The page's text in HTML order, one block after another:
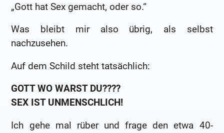
„Gott hat Sex gemacht, oder so.“
Was bleibt mir also übrig, als selbst
nachzusehen.
Auf dem Schild steht tatsächlich:
GOTT WO WARST DU????
SEX IST UNMENSCHLICH!
Ich gehe mal rüber und frage den etwa 40-